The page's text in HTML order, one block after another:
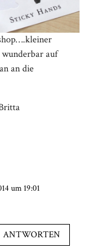
auf
an die
um 19:01
ANTWORTEN